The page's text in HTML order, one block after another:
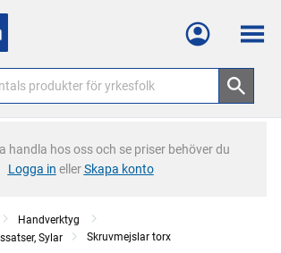
Meny
handla hos oss och se priser behöver du
Logga in ellerSkapa konto
Handverktyg
Sylar
Skruvmejslar torx